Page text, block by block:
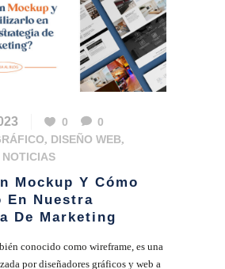
0
0
, DISEÑO WEB,
NOTICIAS
Mockup Y Cómo
Nuestra
De Marketing
conocido como wireframe, es una
por diseñadores gráficos y web a